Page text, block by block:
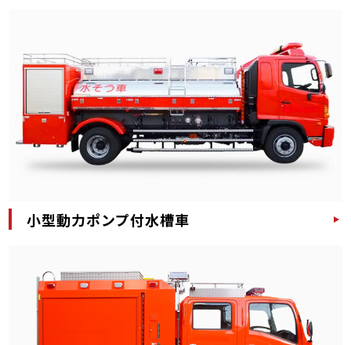
小型動力ポンプ付水槽車